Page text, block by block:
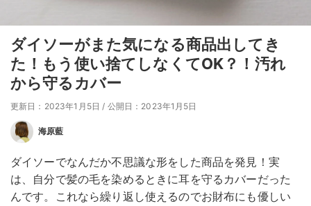
ダイソーがまた気になる商品出してき
た！もう使い捨てしなくてOK？！汚れ
から守るカバー
更新日：2023年1月5日 / 公開日：2023年1月5日
海原藍
ダイソーでなんだか不思議な形をした商品を発見！実
は、自分で髪の毛を染めるときに耳を守るカバーだった
んです。これなら繰り返し使えるのでお財布にも優しい